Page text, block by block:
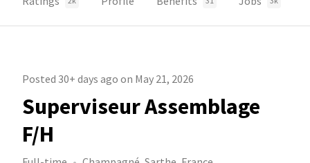
Posted 30+ days ago on May 21, 2026
Superviseur Assemblage
F/H